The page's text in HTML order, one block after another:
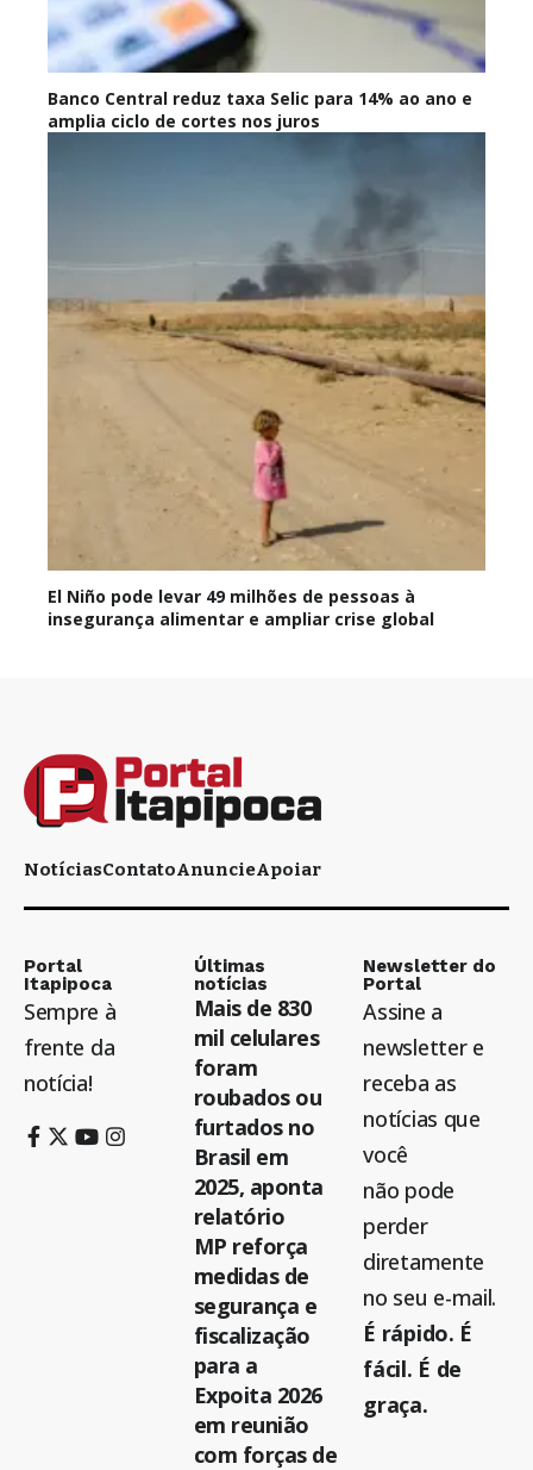
Banco Central reduz taxa Selic para 14% ao ano e
amplia ciclo de cortes nos juros
El Niño pode levar 49 milhões de pessoas à
insegurança alimentar e ampliar crise global
NotíciasContatoAnuncieApoiar
Portal
Itapipoca
Sempre à
frente da
notícia!
Últimas
notícias
Mais de 830
mil celulares
foram
roubados ou
furtados no
Brasil em
2025, aponta
relatório
MP reforça
medidas de
segurança e
fiscalização
para a
Expoita 2026
em reunião
com forças de
Newsletter do
Portal
Assine a
newsletter e
receba as
notícias que
você
não pode
perder
diretamente
no seu e-mail.
É rápido. É
fácil. É de
graça.